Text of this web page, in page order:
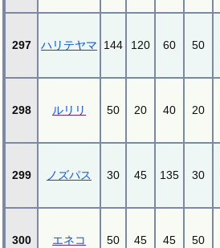
297 ハリテヤマ 144 120 60 50
298 ルリリ 50 20 40 20
299 ノズパス 30 45 135 30
300 エネコ 50 45 45 50